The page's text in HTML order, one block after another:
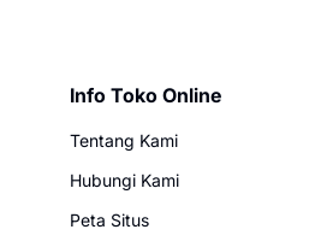
Info Toko Online
Tentang Kami
Hubungi Kami
Peta Situs